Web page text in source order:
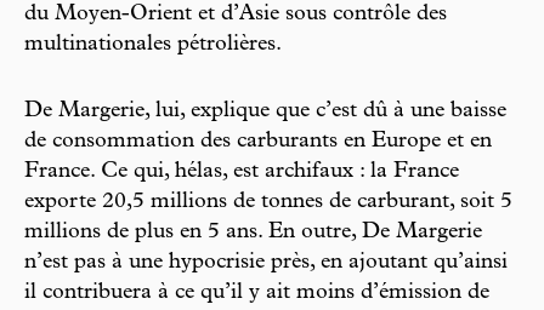
du Moyen-Orient et d’Asie sous contrôle des
multinationales pétrolières.
De Margerie, lui, explique que c’est dû à une baisse
de consommation des carburants en Europe et en
France. Ce qui, hélas, est archifaux : la France
exporte 20,5 millions de tonnes de carburant, soit 5
millions de plus en 5 ans. En outre, De Margerie
n’est pas à une hypocrisie près, en ajoutant qu’ainsi
il contribuera à ce qu’il y ait moins d’émission de